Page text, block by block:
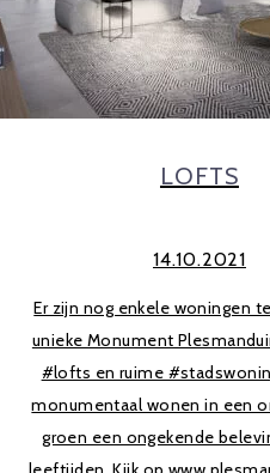
LOFTS
14.10.2021
Er zijn nog enkele woningen
unieke Monument
#lofts en ruime
monumentaal wonen in een
groen een ongekende